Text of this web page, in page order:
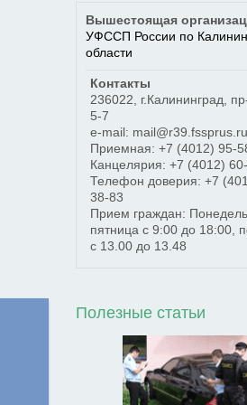
Вышестоящая
УФССП России по
области
Контакты
236022
г.Калининград
5-7
e-mail: mail@r39.fssprus.ru
Приемная: +7 (4012) 95-
Канцелярия: +7 (4012)
Телефон доверия: +7
38-83
Прием граждан:
пятница с 9:00 до 18:00,
с 13.00 до 13.48
Полезные статьи